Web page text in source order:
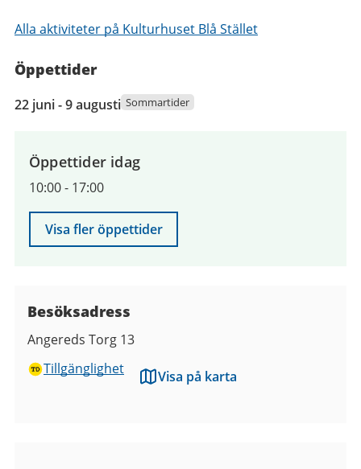
Alla aktiviteter på Kulturhuset Blå Stället
Öppettider
22
juni
augusti
2026
22 juni - 9 augusti Sommartider
Öppettider idag
10:00- 17:00
Visa fler öppettider
Besöksadress
Angereds Torg 13
Tillgänglighet
Visa på karta